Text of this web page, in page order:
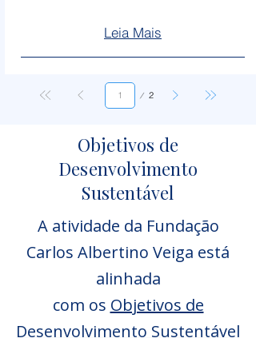
Leia Mais
2
Página
Objetivos de
Desenvolvimento
Sustentável
A atividade da Fundação
Carlos Albertino Veiga está
alinhada
com os Objetivos de
Desenvolvimento Sustentável